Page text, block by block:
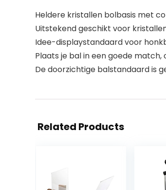
Heldere kristallen bolbasis met
Uitstekend geschikt voor
Idee-displaystandaard voor
Plaats je bal in een goede match,
De doorzichtige balstandaard is
Related Products